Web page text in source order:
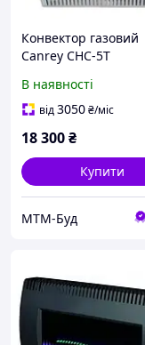
Конвектор газовий
Canrey CHC-5T
В наявності
від3050₴/міс
18 300₴
Купити
МТМ-Буд